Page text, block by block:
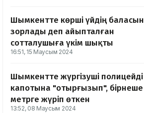
Шымкентте көрші үйдің баласын
зорлады деп айыпталған
сотталушыға үкім шықты
16:51, 15 Маусым 2024
Шымкентте жүргізуші полицейді
капотына "отырғызып", бірнеше
метрге жүріп өткен
13:52, 08 Маусым 2024